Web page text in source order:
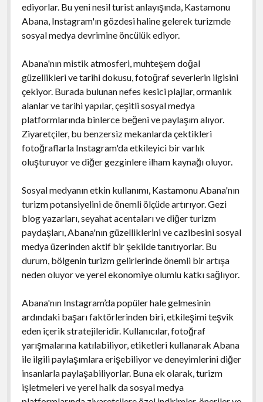
ediyorlar. Bu yeni nesil turist anlayışında, Kastamonu
Abana, Instagram'ın gözdesi haline gelerek turizmde
sosyal medya devrimine öncülük ediyor.
Abana'nın mistik atmosferi, muhteşem doğal
güzellikleri ve tarihi dokusu, fotoğraf severlerin ilgisini
çekiyor. Burada bulunan nefes kesici plajlar, ormanlık
alanlar ve tarihi yapılar, çeşitli sosyal medya
platformlarında binlerce beğeni ve paylaşım alıyor.
Ziyaretçiler, bu benzersiz mekanlarda çektikleri
fotoğraflarla Instagram'da etkileyici bir varlık
oluşturuyor ve diğer gezginlere ilham kaynağı oluyor.
Sosyal medyanın etkin kullanımı, Kastamonu Abana'nın
turizm potansiyelini de önemli ölçüde artırıyor. Gezi
blog yazarları, seyahat acentaları ve diğer turizm
paydaşları, Abana'nın güzelliklerini ve cazibesini sosyal
medya üzerinden aktif bir şekilde tanıtıyorlar. Bu
durum, bölgenin turizm gelirlerinde önemli bir artışa
neden oluyor ve yerel ekonomiye olumlu katkı sağlıyor.
Abana'nın Instagram’da popüler hale gelmesinin
ardındaki başarı faktörlerinden biri, etkileşimi teşvik
eden içerik stratejileridir. Kullanıcılar, fotoğraf
yarışmalarına katılabiliyor, etiketleri kullanarak Abana
ile ilgili paylaşımlara erişebiliyor ve deneyimlerini diğer
insanlarla paylaşabiliyorlar. Buna ek olarak, turizm
işletmeleri ve yerel halk da sosyal medya